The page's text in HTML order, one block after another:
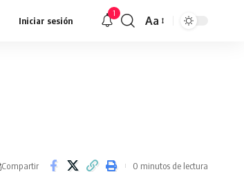
Iniciar sesión
1
Redimensionar
Aa
Compartir 0 minutos de lectura